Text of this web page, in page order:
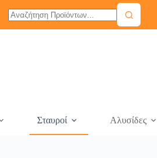
Σταυροί Αλυσίδες